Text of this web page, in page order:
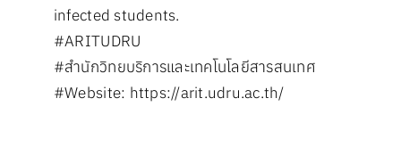
infected students.
#ARITUDRU
#สำนักวิทยบริการและเทคโนโลยีสารสนเทศ
#Website: https://arit.udru.ac.th/